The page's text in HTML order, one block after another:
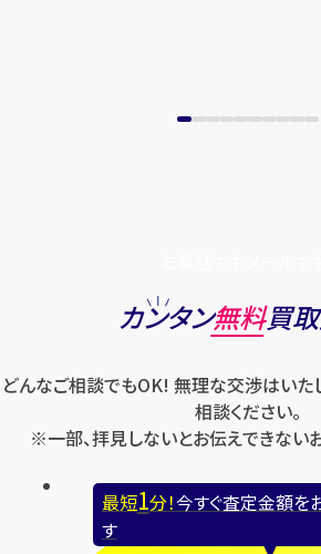
カンタン無料買
どんなご相談でもOK! 無理な交渉はいた
相談ください。
※一部、拝見しないとお伝えできない
最短1分！今すぐ査定金額を
す